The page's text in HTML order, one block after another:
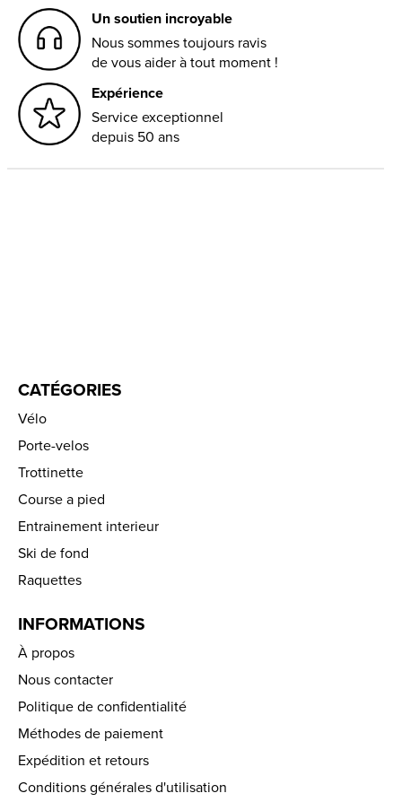
Un soutien incroyable
Nous sommes toujours ravis
de vous aider à tout moment !
Expérience
Service exceptionnel
depuis 50 ans
CATÉGORIES
Vélo
Porte-velos
Trottinette
Course a pied
Entrainement interieur
Ski de fond
Raquettes
INFORMATIONS
À propos
Nous contacter
Politique de confidentialité
Méthodes de paiement
Expédition et retours
Conditions générales d'utilisation